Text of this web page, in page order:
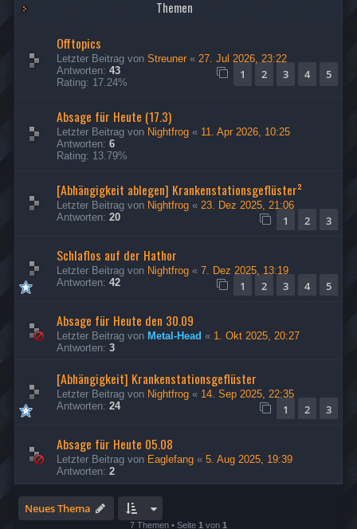
Themen
Offtopics
Letzter Beitrag von Streuner « 27. Jul 2026, 23:22
Antworten: 43 1 2 3 4 5
Rating: 17.24%
Absage für Heute (17.3)
Letzter Beitrag von Nightfrog « 11. Apr 2026, 10:25
Antworten: 6
Rating: 13.79%
[Abhängigkeit ablegen] Krankenstationsgeflüster²
Letzter Beitrag von Nightfrog « 23. Dez 2025, 21:06
Antworten: 20 1 2 3
Schlaflos auf der Hathor
Letzter Beitrag von Nightfrog « 7. Dez 2025, 13:19
Antworten: 42 1 2 3 4 5
Absage für Heute den 30.09
Letzter Beitrag von Metal-Head « 1. Okt 2025, 20:27
Antworten: 3
[Abhängigkeit] Krankenstationsgeflüster
Letzter Beitrag von Nightfrog « 14. Sep 2025, 22:35
Antworten: 24 1 2 3
Absage für Heute 05.08
Letzter Beitrag von Eaglefang « 5. Aug 2025, 19:39
Antworten: 2
Neues Thema
7 Themen • Seite 1 von 1